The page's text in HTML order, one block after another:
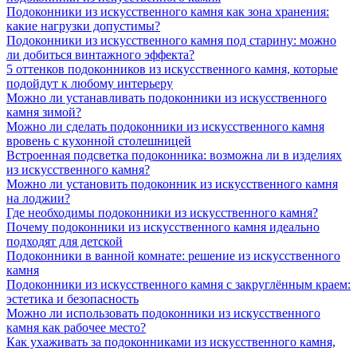
Подоконники из искусственного камня как зона хранения:
какие нагрузки допустимы?
Подоконники из искусственного камня под старину: можно
ли добиться винтажного эффекта?
5 оттенков подоконников из искусственного камня, которые
подойдут к любому интерьеру
Можно ли устанавливать подоконники из искусственного
камня зимой?
Можно ли сделать подоконники из искусственного камня
вровень с кухонной столешницей
Встроенная подсветка подоконника: возможна ли в изделиях
из искусственного камня?
Можно ли установить подоконник из искусственного камня
на лоджии?
Где необходимы подоконники из искусственного камня?
Почему подоконники из искусственного камня идеально
подходят для детской
Подоконники в ванной комнате: решение из искусственного
камня
Подоконники из искусственного камня с закруглённым краем:
эстетика и безопасность
Можно ли использовать подоконники из искусственного
камня как рабочее место?
Как ухаживать за подоконниками из искусственного камня,